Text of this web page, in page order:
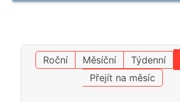
Roční Měsíční Týdenní
Přejít na měsíc